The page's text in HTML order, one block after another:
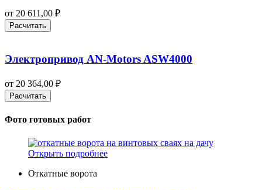
от 20 611,00 ₽
Расчитать
Электропривод AN-Motors ASW4000
от 20 364,00 ₽
Расчитать
Фото готовых работ
Открыть подробнее
Откатные ворота